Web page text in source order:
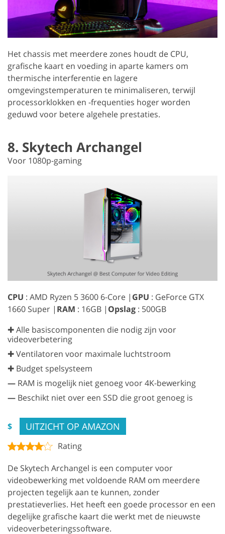
Het chassis met meerdere zones houdt de CPU,
grafische kaart en voeding in aparte kamers om
thermische interferentie en lagere
omgevingstemperaturen te minimaliseren, terwijl
processorklokken en -frequenties hoger worden
geduwd voor betere algehele prestaties.
8. Skytech Archangel
Voor 1080p-gaming
CPU : AMD Ryzen 5 3600 6-Core | GPU : GeForce GTX
1660 Super | RAM : 16GB | Opslag : 500GB
✚ Alle basiscomponenten die nodig zijn voor
videoverbetering
✚ Ventilatoren voor maximale luchtstroom
✚ Budget spelsysteem
— RAM is mogelijk niet genoeg voor 4K-bewerking
— Beschikt niet over een SSD die groot genoeg is
$ UITZICHT OP AMAZON
Rating
De Skytech Archangel is een computer voor
videobewerking met voldoende RAM om meerdere
projecten tegelijk aan te kunnen, zonder
prestatieverlies. Het heeft een goede processor en een
degelijke grafische kaart die werkt met de nieuwste
videoverbeteringssoftware.